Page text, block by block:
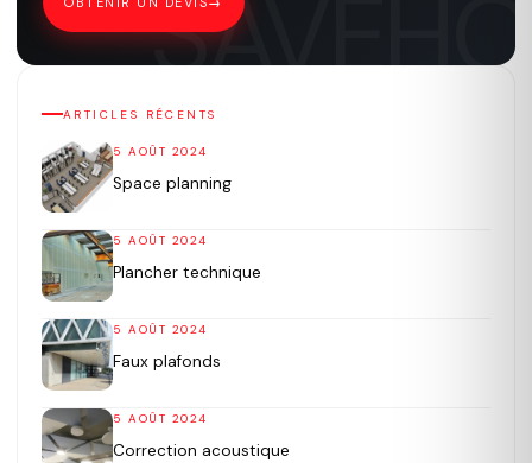
ARTICLES RÉCENTS
5 AOÛT 2024
Space planning
5 AOÛT 2024
Plancher technique
5 AOÛT 2024
Faux plafonds
5 AOÛT 2024
Correction acoustique